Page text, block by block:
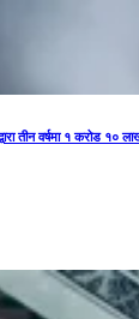
तीन वर्षमा १ करोड १०